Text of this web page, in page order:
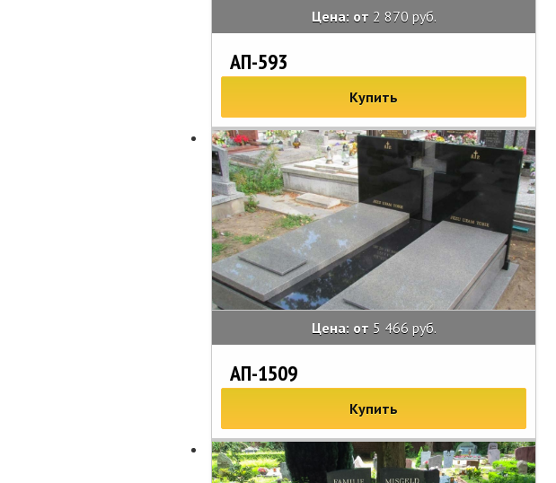
Цена: от 2 870 руб.
АП-593
Купить
Цена: от 5 466 руб.
АП-1509
Купить